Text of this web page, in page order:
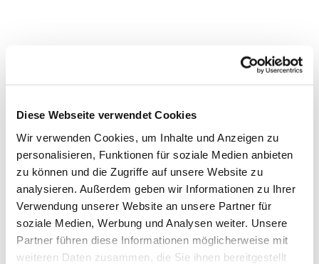
Diese Webseite verwendet Cookies
Wir verwenden Cookies, um Inhalte und Anzeigen zu
personalisieren, Funktionen für soziale Medien anbieten
zu können und die Zugriffe auf unsere Website zu
analysieren. Außerdem geben wir Informationen zu Ihrer
Verwendung unserer Website an unsere Partner für
soziale Medien, Werbung und Analysen weiter. Unsere
Partner führen diese Informationen möglicherweise mit
weiteren Daten zusammen, die Sie ihnen bereitgestellt
Gottesdienst im Katharina-
von-Bora-Haus